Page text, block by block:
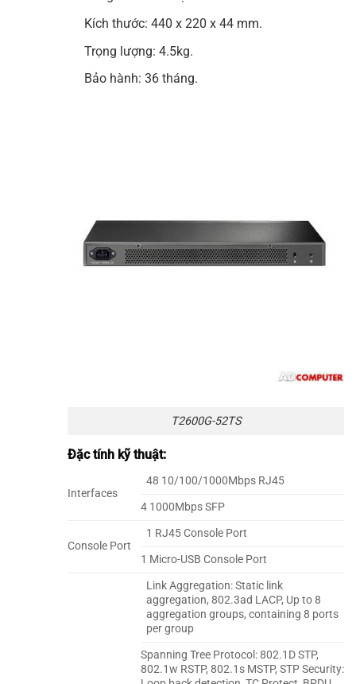
Kích thước: 440 x 220 x 44 mm.
Trọng lượng: 4.5kg.
Bảo hành: 36 tháng.
T2600G-52TS
Đặc tính kỹ thuật:
Interfaces
48 10/100/1000Mbps RJ45
4 1000Mbps SFP
Console Port
1 RJ45 Console Port
1 Micro-USB Console Port
Link Aggregation: Static link
aggregation, 802.3ad LACP, Up to 8
aggregation groups, containing 8 ports
per group
Spanning Tree Protocol: 802.1D STP,
802.1w RSTP, 802.1s MSTP, STP Security: